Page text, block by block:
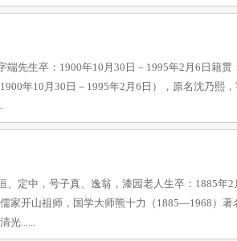
端先生卒：1900年10月30日－1995年2月6日籍
年10月30日－1995年2月6日），原名沈乃熙
、定中，号子真、逸翁，漆园老人生卒：1885
家开山祖师，国学大师熊十力（1885—1968）
光......